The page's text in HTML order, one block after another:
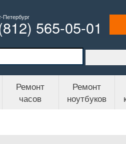
Петербург
565-05-01
Ремонт
часов
Ремонт
ноутбуков